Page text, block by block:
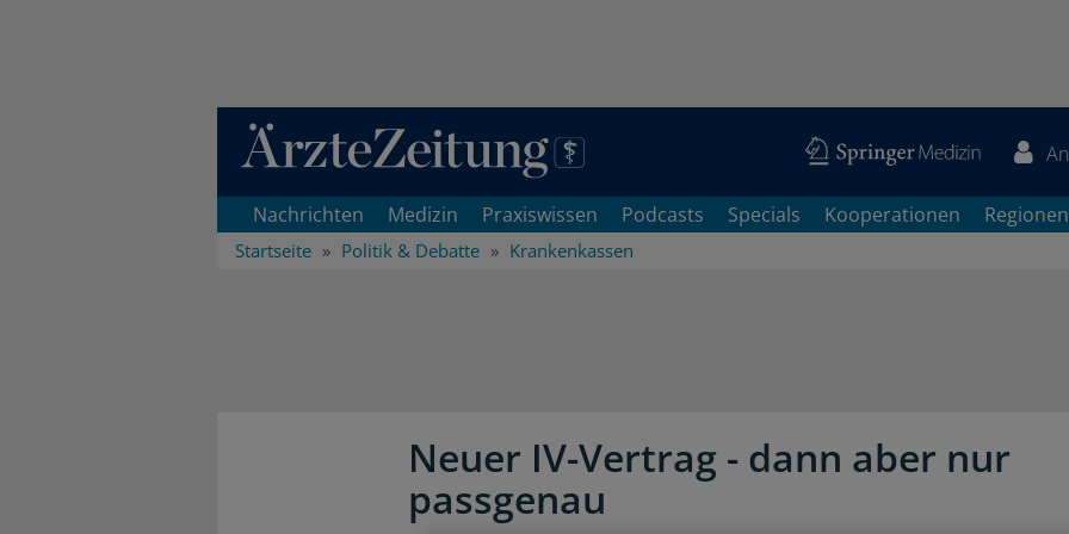
Direkt zum Inhaltsbereich
Nachrichten Medizin Praxiswissen Podcasts Specials Kooperationen Regionen
Startseite Politik & Debatte Krankenkassen
Neuer IV-Vertrag - dann aber nur
passgenau